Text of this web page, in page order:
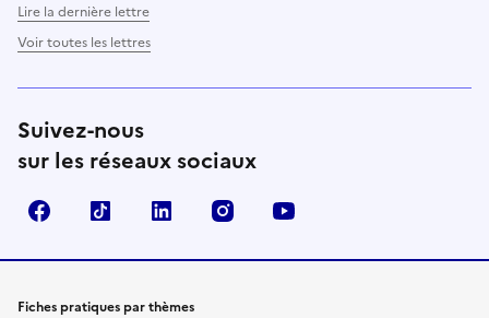
Lire la dernière lettre
Voir toutes les lettres
Suivez-nous
sur les réseaux sociaux
FacebookTikTok LinkedIn Instagram
Fiches pratiques par thèmes